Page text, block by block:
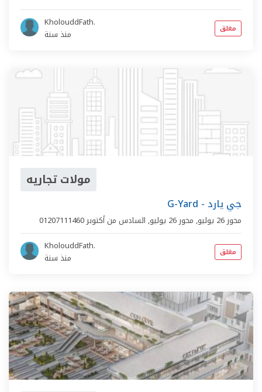
KholouddFath.
منذ سنة
مغلق
مولات تجاريه
G-Yard - جي يارد
محور 26 يوليو, محور 26 يوليو , السادس من أكتوبر
KholouddFath.
منذ سنة
مغلق